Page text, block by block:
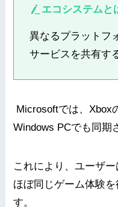
エコシステムと
異なるプラットフ
サービスを共有す
Microsoftでは、Xbox
Windows PCでも同期
これにより、ユーザー
ほぼ同じゲーム体験
す。